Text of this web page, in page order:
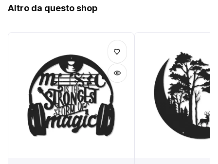
Altro da questo shop